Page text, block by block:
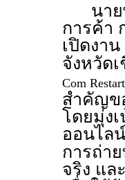
นายพู
การค้า
เปิดงาน
จังหวัด
Com
สำคัญข
โดยมุ่ง
ออนไล
การถ่า
จริง แล